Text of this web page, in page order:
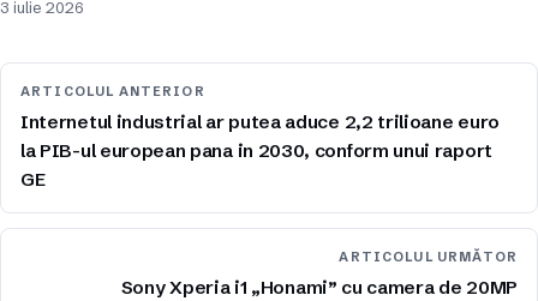
3 iulie 2026
ARTICOLUL ANTERIOR
Internetul industrial ar putea aduce 2,2 trilioane euro
la PIB-ul european pana in 2030, conform unui raport
GE
ARTICOLUL URMĂTOR
Sony Xperia i1 „Honami” cu camera de 20MP